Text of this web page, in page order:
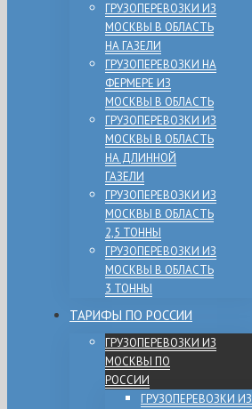
ГРУЗОПЕРЕВОЗКИ ИЗ
МОСКВЫ В ОБЛАСТЬ
НА ГАЗЕЛИ
ГРУЗОПЕРЕВОЗКИ НА
ФЕРМЕРЕ ИЗ
МОСКВЫ В ОБЛАСТЬ
ГРУЗОПЕРЕВОЗКИ ИЗ
МОСКВЫ В ОБЛАСТЬ
НА ДЛИННОЙ
ГАЗЕЛИ
ГРУЗОПЕРЕВОЗКИ ИЗ
МОСКВЫ В ОБЛАСТЬ
2,5 ТОННЫ
ГРУЗОПЕРЕВОЗКИ ИЗ
МОСКВЫ В ОБЛАСТЬ
3 ТОННЫ
ТАРИФЫ ПО РОССИИ
ГРУЗОПЕРЕВОЗКИ ИЗ
МОСКВЫ ПО
РОССИИ
ГРУЗОПЕРЕВОЗКИ ИЗ